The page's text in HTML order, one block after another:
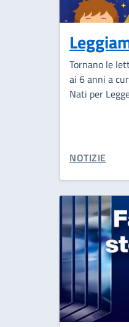
Tornano le
ai 6 anni a
Nati per
CATEGORIA
NOTIZIE